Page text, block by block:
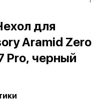
для
Aramid Zero
Pro, черный